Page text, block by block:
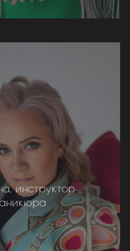
инструктор